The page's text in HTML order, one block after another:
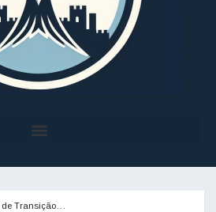
de Transição…